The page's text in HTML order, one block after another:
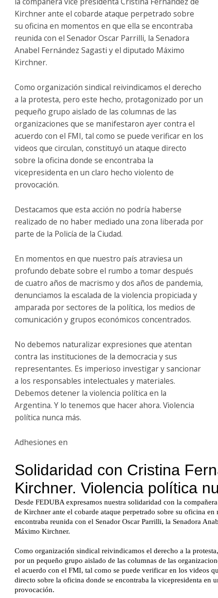
Kirchner ante el cobarde ataque perpetrado sobre
su oficina en momentos en que ella se encontraba
reunida con el Senador Oscar Parrilli, la Senadora
Anabel Fernández Sagasti y el diputado Máximo
Kirchner.
Como organización sindical reivindicamos el derecho
a la protesta, pero este hecho, protagonizado por un
pequeño grupo aislado de las columnas de las
organizaciones que se manifestaron ayer contra el
acuerdo con el FMI, tal como se puede verificar en los
videos que circulan, constituyó un ataque directo
sobre la oficina donde se encontraba la
vicepresidenta en un claro hecho violento de
provocación.
Destacamos que esta acción no podría haberse
realizado de no haber mediado una zona liberada por
parte de la Policía de la Ciudad.
En momentos en que nuestro país atraviesa un
profundo debate sobre el rumbo a tomar después
de cuatro años de macrismo y dos años de pandemia,
denunciamos la escalada de la violencia propiciada y
amparada por sectores de la política, los medios de
comunicación y grupos económicos concentrados.
No debemos naturalizar expresiones que atentan
contra las instituciones de la democracia y sus
representantes. Es imperioso investigar y sancionar
a los responsables intelectuales y materiales.
Debemos detener la violencia política en la
Argentina. Y lo tenemos que hacer ahora. Violencia
política nunca más.
Adhesiones en